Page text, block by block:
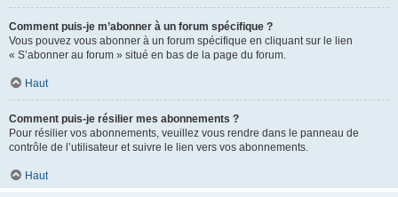
Comment puis-je m’abonner à un forum spécifique ?
Vous pouvez vous abonner à un forum spécifique en cliquant sur le lien
« S’abonner au forum » situé en bas de la page du forum.
Haut
Comment puis-je résilier mes abonnements ?
Pour résilier vos abonnements, veuillez vous rendre dans le panneau de
contrôle de l’utilisateur et suivre le lien vers vos abonnements.
Haut